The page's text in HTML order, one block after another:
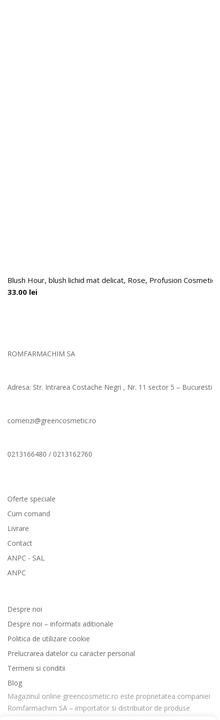
Blush Hour, blush lichid mat delicat, Rose, Profusion
33.00 lei
ROMFARMACHIM SA
Adresa: Str. Intrarea Costache Negri , Nr. 11 sector 5 – Bucuresti
comenzi@greencosmetic.ro
0213166480 / 0213162760
Oferte speciale
Cum comand
Livrare
Contact
ANPC - SAL
ANPC
Despre noi
Despre noi – informatii aditionale
Politica de utilizare cookie
Prelucrarea datelor cu caracter personal
Termeni si conditii
Blog
Magazinul online greencosmetic.ro este proprietatea companiei
Romfarmachim SA – importator si distribuitor de produse